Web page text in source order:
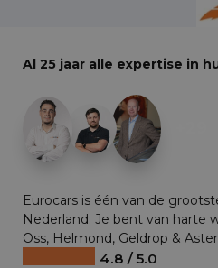
Al 25 jaar alle expertise in
Eurocars is één van de
Nederland. Je bent van harte
Oss, Helmond, Geldrop &
4.8 / 5.0